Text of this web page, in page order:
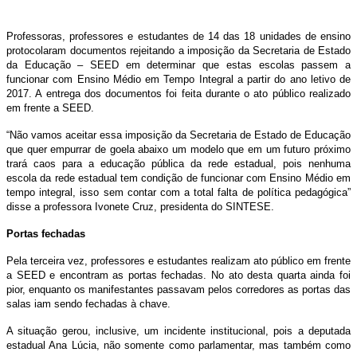
Professoras, professores e estudantes de 14 das 18 unidades de ensino
protocolaram documentos rejeitando a imposição da Secretaria de Estado
da Educação – SEED em determinar que estas escolas passem a
funcionar com Ensino Médio em Tempo Integral a partir do ano letivo de
2017. A entrega dos documentos foi feita durante o ato público realizado
em frente a SEED.
“Não vamos aceitar essa imposição da Secretaria de Estado de Educação
que quer empurrar de goela abaixo um modelo que em um futuro próximo
trará caos para a educação pública da rede estadual, pois nenhuma
escola da rede estadual tem condição de funcionar com Ensino Médio em
tempo integral, isso sem contar com a total falta de política pedagógica”
disse a professora Ivonete Cruz, presidenta do SINTESE.
Portas fechadas
Pela terceira vez, professores e estudantes realizam ato público em frente
a SEED e encontram as portas fechadas. No ato desta quarta ainda foi
pior, enquanto os manifestantes passavam pelos corredores as portas das
salas iam sendo fechadas à chave.
A situação gerou, inclusive, um incidente institucional, pois a deputada
estadual Ana Lúcia, não somente como parlamentar, mas também como